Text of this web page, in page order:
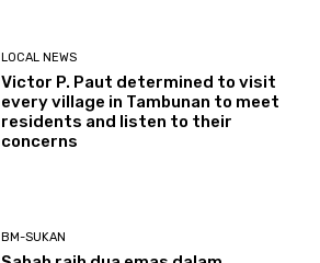
LOCAL NEWS
Victor P. Paut determined to visit
every village in Tambunan to meet
residents and listen to their
concerns
BM-SUKAN